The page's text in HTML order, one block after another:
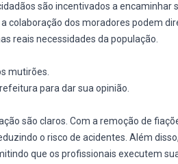
são incentivados a encaminhar
colaboração dos moradores podem
reais necessidades da população.
mutirões.
para dar sua opinião.
são claros. Com a remoção de
o risco de acidentes. Além
que os profissionais executem